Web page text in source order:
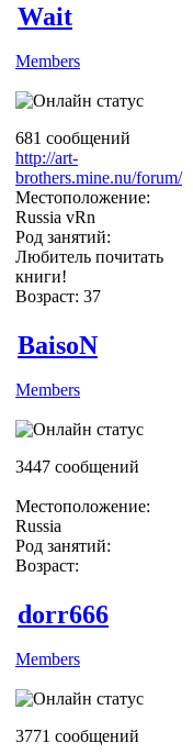
Wait
Members
681 сообщений
http://art-
brothers.mine.nu/forum/
Местоположение:
Russia vRn
Род занятий:
Любитель почитать
книги!
Возраст: 37
BaisoN
Members
3447 сообщений
Местоположение:
Russia
Род занятий:
Возраст:
dorr666
Members
3771 сообщений